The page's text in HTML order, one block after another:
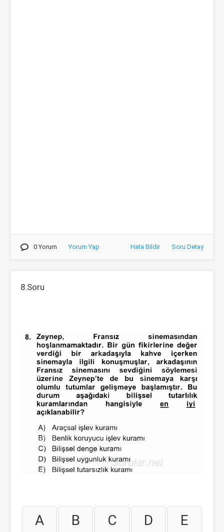
0 Yorum Yorum Yap Hata Bildir Soru Detay
8.Soru
A B C D E